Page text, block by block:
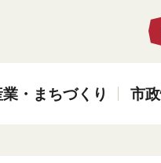
業・まちづくり 市